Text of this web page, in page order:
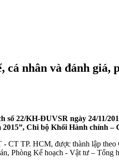
nhân và đánh giá,
số 22/KH-ĐUVSR ngày 24/11/
Chi bộ Khối Hành chính –
TP. HCM, được thành lập
Phòng Kế hoạch - Vật tư – Tổng